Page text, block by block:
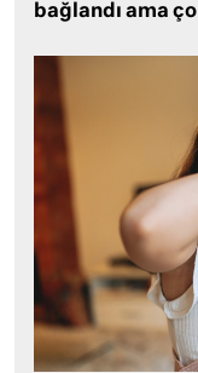
bağlandı ama